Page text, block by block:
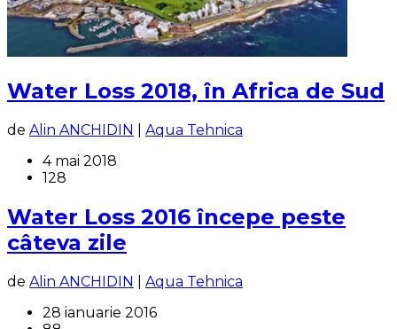
Water Loss 2018, în Africa de Sud
de Alin ANCHIDIN
Aqua Tehnica
4 mai 2018
128
Water Loss 2016 începe peste
câteva zile
de Alin ANCHIDIN
Aqua Tehnica
28 ianuarie 2016